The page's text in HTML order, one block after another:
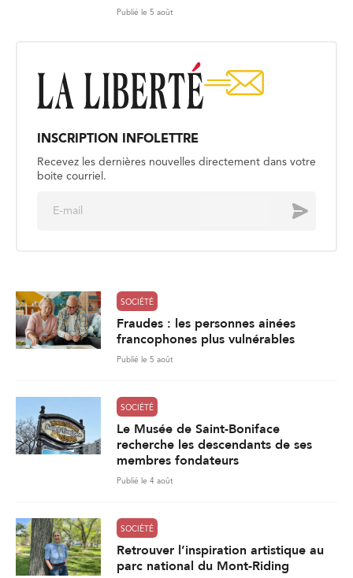
Publié le 5 août
INSCRIPTION INFOLETTRE
Recevez les dernières nouvelles directement dans votre
boite courriel.
Envoyer
SOCIÉTÉ
Fraudes : les personnes ainées
francophones plus vulnérables
Publié le 5 août
SOCIÉTÉ
Le Musée de Saint-Boniface
recherche les descendants de ses
membres fondateurs
Publié le 4 août
SOCIÉTÉ
Retrouver l’inspiration artistique au
parc national du Mont-Riding